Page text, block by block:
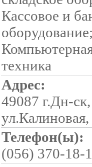
Кассовое и
техника
Адрес:
49087 г.Дн-ск,
Телефон(ы):
(056) 370-18-